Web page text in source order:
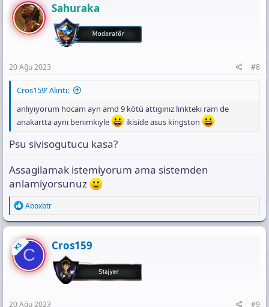
Sahuraka
20 Ağu 2023 #8
Cros159' Alıntı:
anlıyıyorum hocam ayn amd 9 kötü attıgınız linkteki ram de
anakartta aynı benımkıyle
ikiside asus kingston
Psu sivisogutucu kasa?
Assagilamak istemiyorum ama sistemden
anlamiyorsunuz
R
e
a
c
t
i
o
n
Aboxbtr
KSC Cros159
20 Ağu 2023 #9